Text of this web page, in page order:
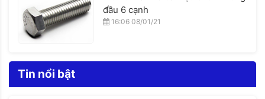
đầu 6 cạnh
16:06 08/01/21
Tin nổi bật